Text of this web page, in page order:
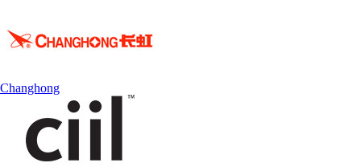
Changhong